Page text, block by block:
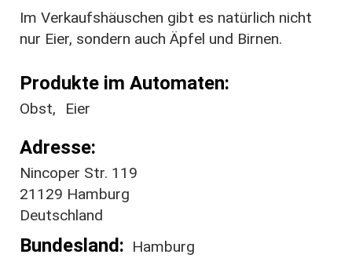
Im Verkaufshäuschen gibt es natürlich nicht
nur Eier, sondern auch Äpfel und Birnen.
Produkte im Automaten
Obst Eier
Adresse
Nincoper Str. 119
21129 Hamburg
Deutschland
Bundesland Hamburg